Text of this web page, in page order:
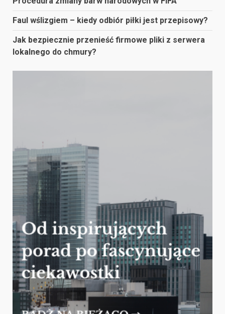
Faul wślizgiem – kiedy odbiór piłki jest przepisowy?
Jak bezpiecznie przenieść firmowe pliki z serwera
lokalnego do chmury?